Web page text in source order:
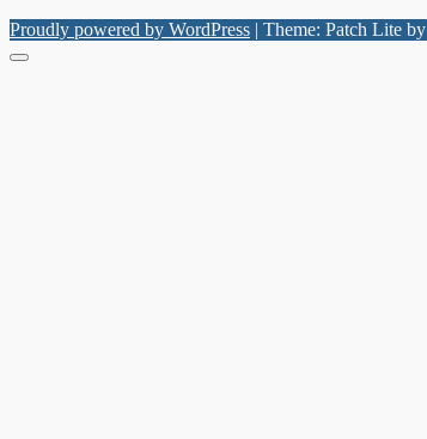
Proudly powered by WordPress | Theme: Patch Lite by
Menu